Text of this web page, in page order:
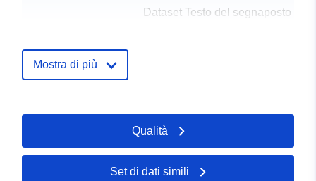
Dataset Testo del segnaposto
Registro del
catalogo:
Spaziale: Coordinate: [ [ 7.7088726,
53.2134566 ], [ 7.7170236,
Mostra di più
Qualità
Set di dati simili